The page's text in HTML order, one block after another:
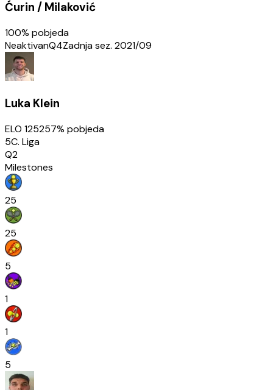
Ćurin / Milaković
100% pobjeda
NeaktivanQ4Zadnja sez. 2021/09
Luka Klein
ELO 125257% pobjeda
5C. Liga
Q2
Milestones
25
25
5
1
1
5